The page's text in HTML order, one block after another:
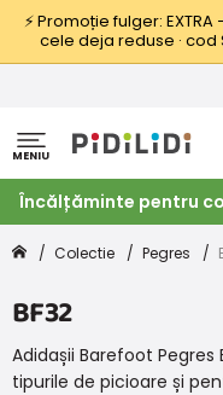
⚡ Promoție fulger:
cele deja reduse · cod
MENIU
Încălțăminte pentru
Colectie Pegres
BF32
Adidașii Barefoot
tipurile de picioare și